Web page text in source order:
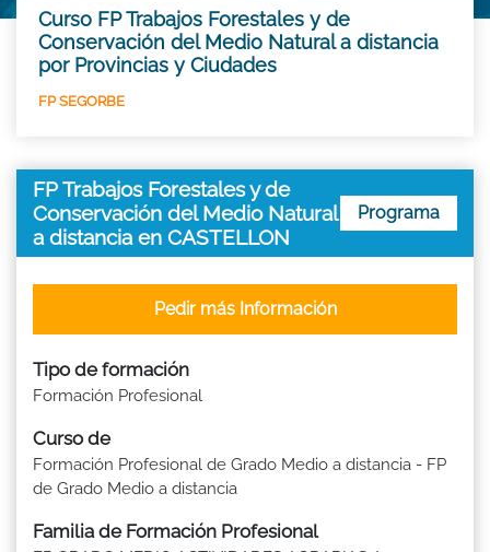
Curso FP Trabajos Forestales y de
Conservación del Medio Natural a distancia
por Provincias y Ciudades
FP SEGORBE
FP Trabajos Forestales y de
Conservación del Medio Natural
a distancia en CASTELLON
Programa
Tipo de formación
Formación Profesional
Curso de
Formación Profesional de Grado Medio a distancia - FP
de Grado Medio a distancia
Familia de Formación Profesional
Pedir más Información